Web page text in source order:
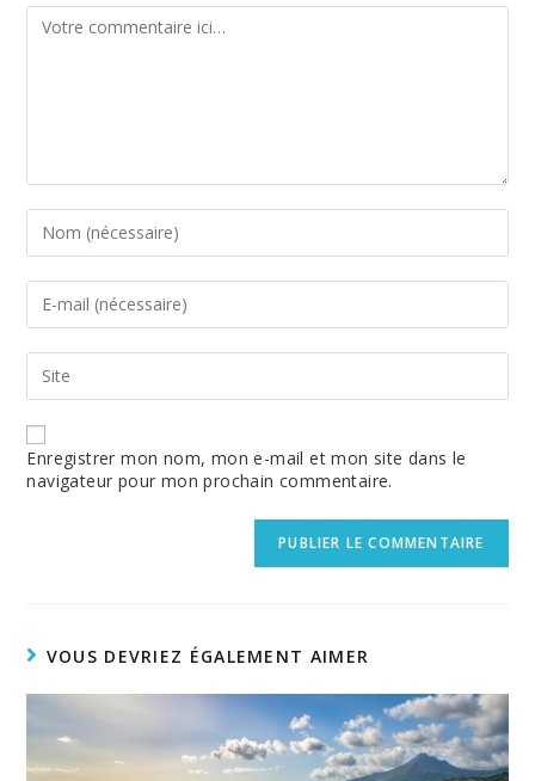
Comment
Enter
your
name
or
username
to
comment
Enter
your
email
address
to
comment
Enter
your
website
URL
(optional)
Enregistrer mon nom, mon e-mail et mon site dans le
navigateur pour mon prochain commentaire.
VOUS DEVRIEZ ÉGALEMENT AIMER